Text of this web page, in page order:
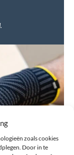
zoals cookies
Door in te